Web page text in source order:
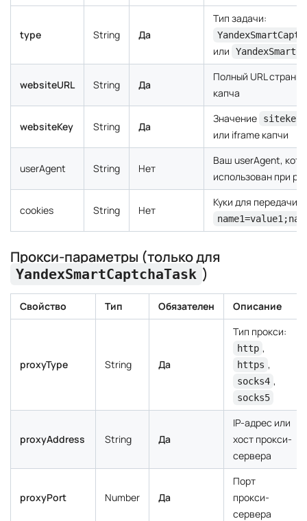
type String Да
Тип задачи:
или
websiteURL String Да
Полный URL
капча
websiteKey String Да
Значение sitekey
или iframe капчи
userAgent String Нет
Ваш userAgent,
использован при
cookies String Нет
Куки для передачи
Прокси-параметры (только для
YandexSmartCaptchaTask )
Свойство Тип Обязателен Описание
proxyType String Да
Тип прокси:
http ,
https ,
socks4 ,
socks5
proxyAddress String Да
IP-адрес или
хост прокси-
сервера
proxyPort Number Да
Порт
прокси-
сервера